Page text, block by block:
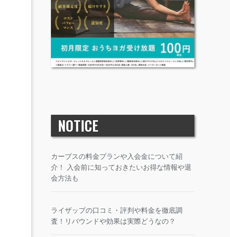
NOTICE
カーブスの料金プランや入会金について紹
介！ 入会前に知っておきたいお得な情報や退
会方法も
ライザップの口コミ・評判や料金を徹底調
査！リバウンドや効果は実際どうなの？